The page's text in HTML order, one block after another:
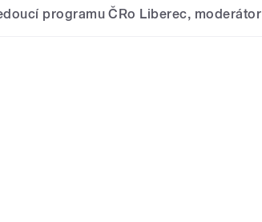
programu ČRo Liberec, moderátor